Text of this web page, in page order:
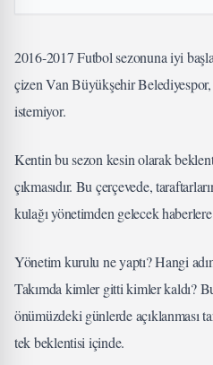
2016-2017 Futbol sezonuna iyi
çizen Van Büyükşehir
istemiyor.
Kentin bu sezon kesin olarak
çıkmasıdır. Bu çerçevede,
kulağı yönetimden gelecek
Yönetim kurulu ne yaptı? Hangi
Takımda kimler gitti kimler kaldı?
önümüzdeki günlerde açıklanması
tek beklentisi içinde.